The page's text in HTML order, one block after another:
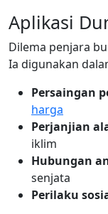
Aplikasi
Dilema penjara
Ia digunakan
Persaingan
harga
Perjanjian
iklim
Hubungan
senjata
Perilaku